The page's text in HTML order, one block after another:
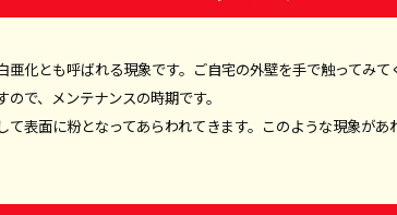
化とも呼ばれる現象です。ご自宅の外壁を手で触ってみ
で、メンテナンスの時期です。
表面に粉となってあらわれてきます。このような現象が